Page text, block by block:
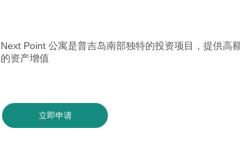
立即申请
Next Point 公寓是普吉岛南部独特的投资项目，提供高
的资产增值